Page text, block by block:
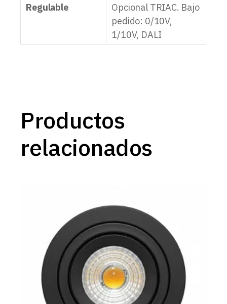
Regulable
Opcional TRIAC. Bajo
pedido: 0/10V,
1/10V, DALI
Productos
relacionados